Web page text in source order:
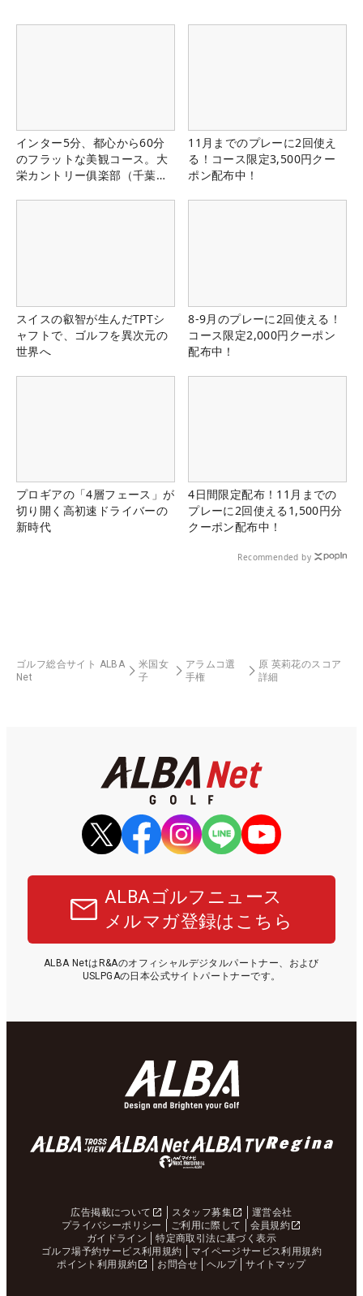
インター5分、都心から60分
のフラットな美観コース。大
栄カントリー俱楽部（千葉
11月までのプレーに2回使え
る！コース限定3,500円クー
ポン配布中！
スイスの叡智が生んだTPTシ
ャフトで、ゴルフを異次元の
世界へ
8-9月のプレーに2回使える！
コース限定2,000円クーポン
配布中！
プロギアの「4層フェース」が
切り開く高初速ドライバーの
新時代
4日間限定配布！11月までの
プレーに2回使える1,500円分
クーポン配布中！
Recommended by
ゴルフ総合サイト ALBA
Net
米国女
子
アラムコ選
手権
原 英莉花のスコア
詳細
ALBAゴルフニュース
メルマガ登録はこちら
ALBA NetはR&Aのオフィシャルデジタルパートナー、および
USLPGAの日本公式サイトパートナーです。
広告掲載について スタッフ募集
運営会社
プライバシーポリシー
ご利用に際して
会員規約
ガイドライン
特定商取引法に基づく表示
ゴルフ場予約サービス利用規約
マイページサービス利用規約
ポイント利用規約
お問合せ ヘルプ サイトマップ